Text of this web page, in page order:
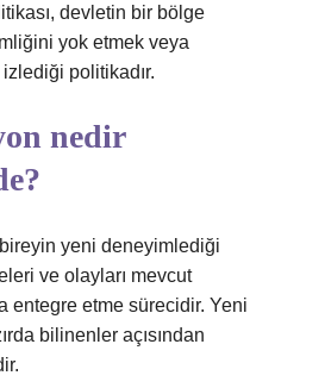
devletin bir bölge
yok etmek veya
politikadır.
nedir
yeni deneyimlediği
ve olayları mevcut
entegre etme sürecidir. Yeni
bilinenler açısından